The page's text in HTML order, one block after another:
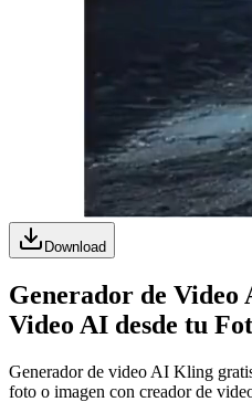
Download
Generador de
Video AI desde tu
Generador de video AI Kling
foto o imagen con creador de